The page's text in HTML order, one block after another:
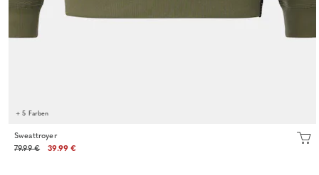
+ 5 Farben
Sweattroyer
79.99 €
39.99 €